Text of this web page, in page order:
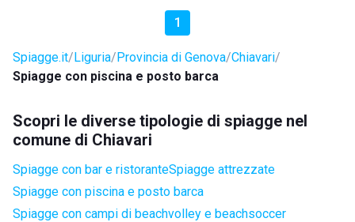
1
Spiagge.it Liguria Provincia di Genova Chiavari
Spiagge con piscina e posto barca
Scopri le diverse tipologie di spiagge nel
comune di Chiavari
Spiagge con bar e ristoranteSpiagge attrezzate
Spiagge con piscina e posto barca
Spiagge con campi di beachvolley e beachsoccer